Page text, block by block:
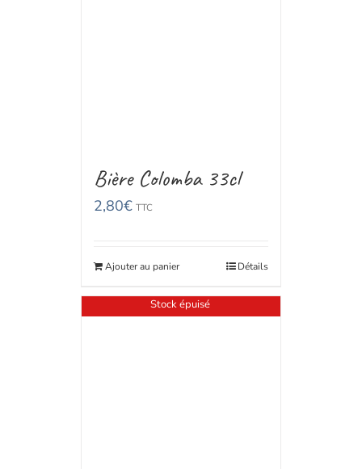
Bière Colomba 33cl
2,80€ TTC
Ajouter au panier Détails
Stock épuisé